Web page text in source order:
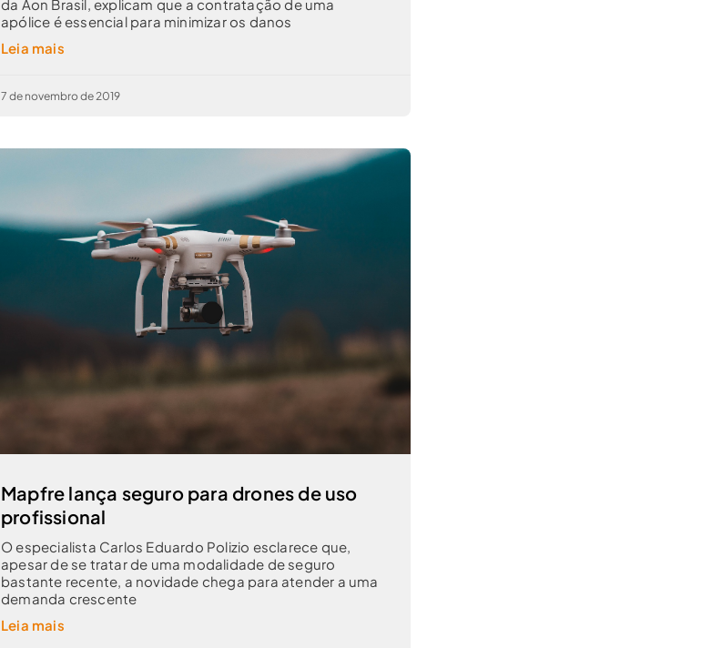
da Aon Brasil, explicam que a contratação de uma
apólice é essencial para minimizar os danos
Leia mais
7 de novembro de 2019
Mapfre lança seguro para drones de uso
profissional
O especialista Carlos Eduardo Polizio esclarece que,
apesar de se tratar de uma modalidade de seguro
bastante recente, a novidade chega para atender a uma
demanda crescente
Leia mais